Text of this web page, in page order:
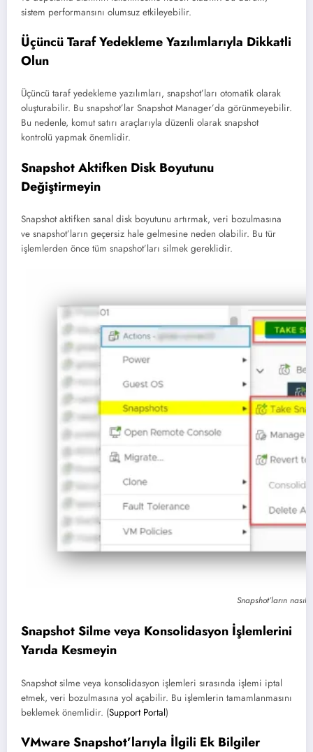
sistem performansını olumsuz etkileyebilir.
Üçüncü Taraf Yedekleme Yazılımlarıyla Dikkatli
Olun
Üçüncü taraf yedekleme yazılımları, snapshot’ları otomatik olarak
oluşturabilir. Bu snapshot’lar Snapshot Manager’da görünmeyebilir.
Bu nedenle, komut satırı araçlarıyla düzenli olarak snapshot
kontrolü yapmak önemlidir.
Snapshot Aktifken Disk Boyutunu
Değiştirmeyin
Snapshot aktifken sanal disk boyutunu artırmak, veri bozulmasına
ve snapshot’ların geçersiz hale gelmesine neden olabilir. Bu tür
işlemlerden önce tüm snapshot’ları silmek gereklidir.
Snapshot’ların
Snapshot Silme veya Konsolidasyon İşlemlerini
Yarıda Kesmeyin
Snapshot silme veya konsolidasyon işlemleri sırasında işlemi iptal
etmek, veri bozulmasına yol açabilir. Bu işlemlerin tamamlanmasını
beklemek önemlidir. (Support Portal)
VMware Snapshot’larıyla İlgili Ek Bilgiler